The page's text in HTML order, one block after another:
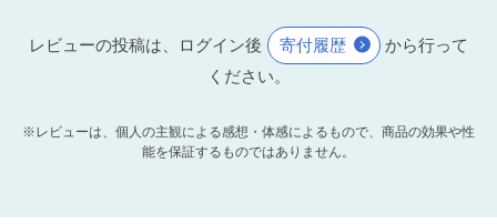
レビューの投稿は、ログイン後 寄付履歴
から行って
ください。
※レビューは、個人の主観による感想・体感によるもので、商品の効果や性
能を保証するものではありません。